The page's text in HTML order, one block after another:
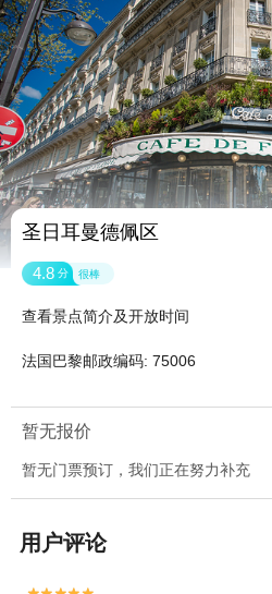
圣日耳曼德佩区
4.8 分 很棒
查看景点简介及开放时间
法国巴黎邮政编码: 75006
暂无报价
暂无门票预订，我们正在努力补充
用户评论
